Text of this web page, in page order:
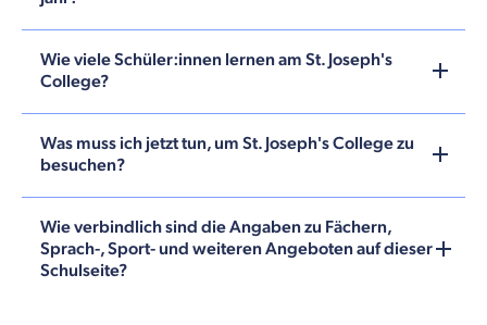
Wie viele Schüler:innen lernen am St. Joseph's
College?
Was muss ich jetzt tun, um St. Joseph's College zu
besuchen?
Wie verbindlich sind die Angaben zu Fächern,
Sprach-, Sport- und weiteren Angeboten auf dieser
Schulseite?